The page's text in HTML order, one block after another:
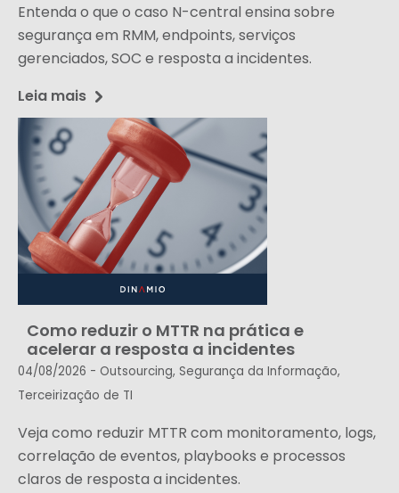
Entenda o que o caso N-central ensina sobre
segurança em RMM, endpoints, serviços
gerenciados, SOC e resposta a incidentes.
Leia mais
Como reduzir o MTTR na prática e
acelerar a resposta a incidentes
04/08/2026 - Outsourcing, Segurança da Informação,
Terceirização de TI
Veja como reduzir MTTR com monitoramento, logs,
correlação de eventos, playbooks e processos
claros de resposta a incidentes.